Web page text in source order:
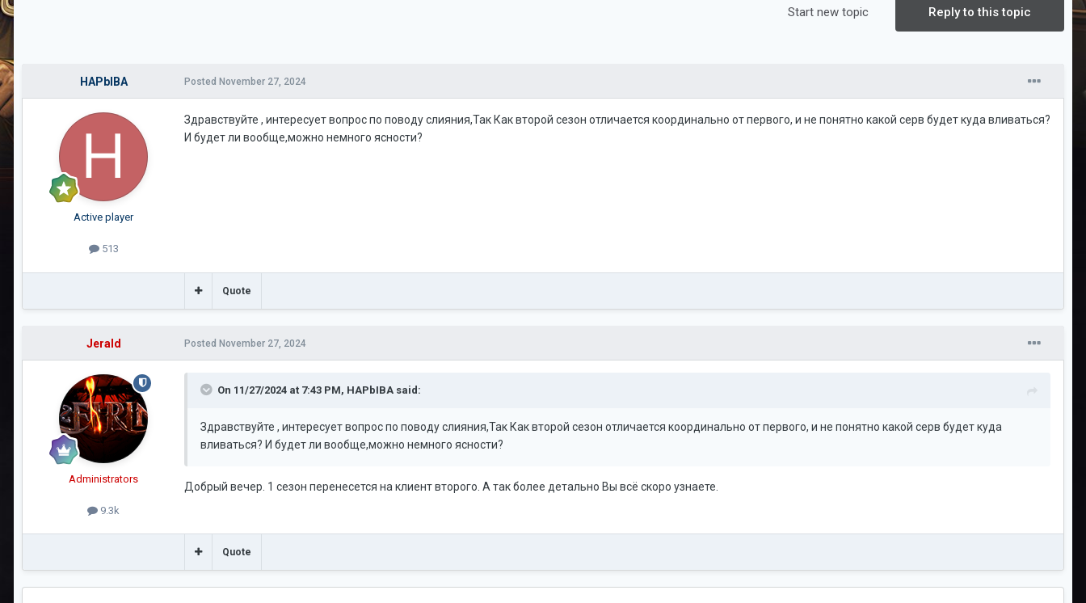
Reply to this topic
Start new topic
HAPbIBA
Active player
513
Posted November 27, 2024
Здравствуйте , интересует вопрос по поводу слияния,Так Как второй сезон отличается координально от первого, и не понятно какой серв будет куда вливаться?
И будет ли вообще,можно немного ясности?
Quote
Jerald
Administrators
9.3k
Posted November 27, 2024
On 11/27/2024 at 7:43 PM, HAPbIBA said:
Здравствуйте , интересует вопрос по поводу слияния,Так Как второй сезон отличается координально от первого, и не понятно какой серв будет куда
вливаться? И будет ли вообще,можно немного ясности?
Добрый вечер. 1 сезон перенесется на клиент второго. А так более детально Вы всё скоро узнаете.
Quote